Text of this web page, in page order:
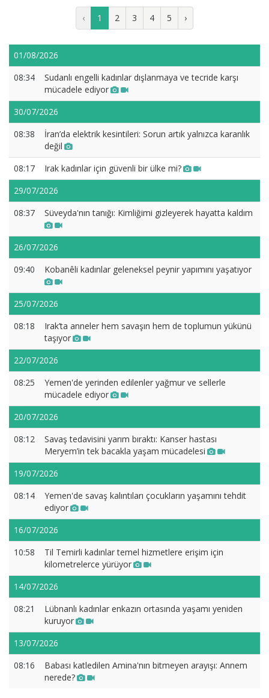
‹ 1 2 3 4 5 ›
01/08/2026
08:34
Sudanlı engelli kadınlar dışlanmaya ve tecride karşı
mücadele ediyor
30/07/2026
08:38
İran’da elektrik kesintileri: Sorun artık yalnızca karanlık
değil
08:17
Irak kadınlar için güvenli bir ülke mi?
29/07/2026
08:37
Süveyda'nın tanığı: Kimliğimi gizleyerek hayatta kaldım
26/07/2026
09:40
Kobanêli kadınlar geleneksel peynir yapımını yaşatıyor
25/07/2026
08:18
Irak’ta anneler hem savaşın hem de toplumun yükünü
taşıyor
22/07/2026
08:25
Yemen'de yerinden edilenler yağmur ve sellerle
mücadele ediyor
20/07/2026
08:12
Savaş tedavisini yarım bıraktı: Kanser hastası
Meryem’in tek bacakla yaşam mücadelesi
19/07/2026
08:14
Yemen'de savaş kalıntıları çocukların yaşamını tehdit
ediyor
16/07/2026
10:58
Til Temirli kadınlar temel hizmetlere erişim için
kilometrelerce yürüyor
14/07/2026
08:21
Lübnanlı kadınlar enkazın ortasında yaşamı yeniden
kuruyor
13/07/2026
08:16
Babası katledilen Amina'nın bitmeyen arayışı: Annem
nerede?